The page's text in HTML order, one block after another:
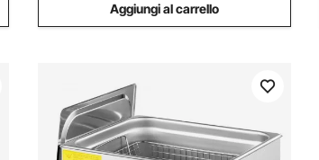
Aggiungi al carrello